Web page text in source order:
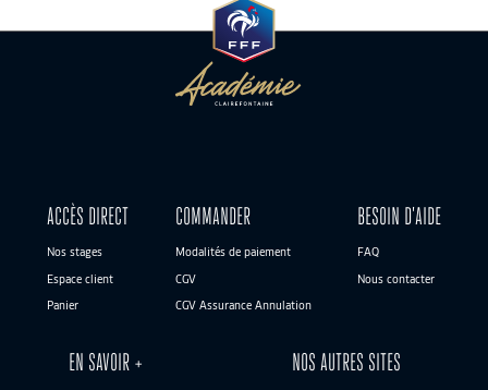
ACCÈS DIRECT
Nos stages
Espace client
Panier
COMMANDER
Modalités de paiement
CGV
CGV Assurance Annulation
BESOIN D’AIDE
FAQ
Nous contacter
EN SAVOIR + NOS AUTRES SITES